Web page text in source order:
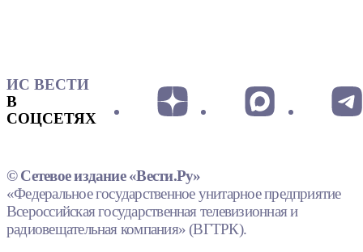
ИС ВЕСТИ
В
СОЦСЕТЯХ
© Сетевое издание «Вести.Ру»
«Федеральное государственное унитарное предприятие
Всероссийская государственная телевизионная и
радиовещательная компания» (ВГТРК).